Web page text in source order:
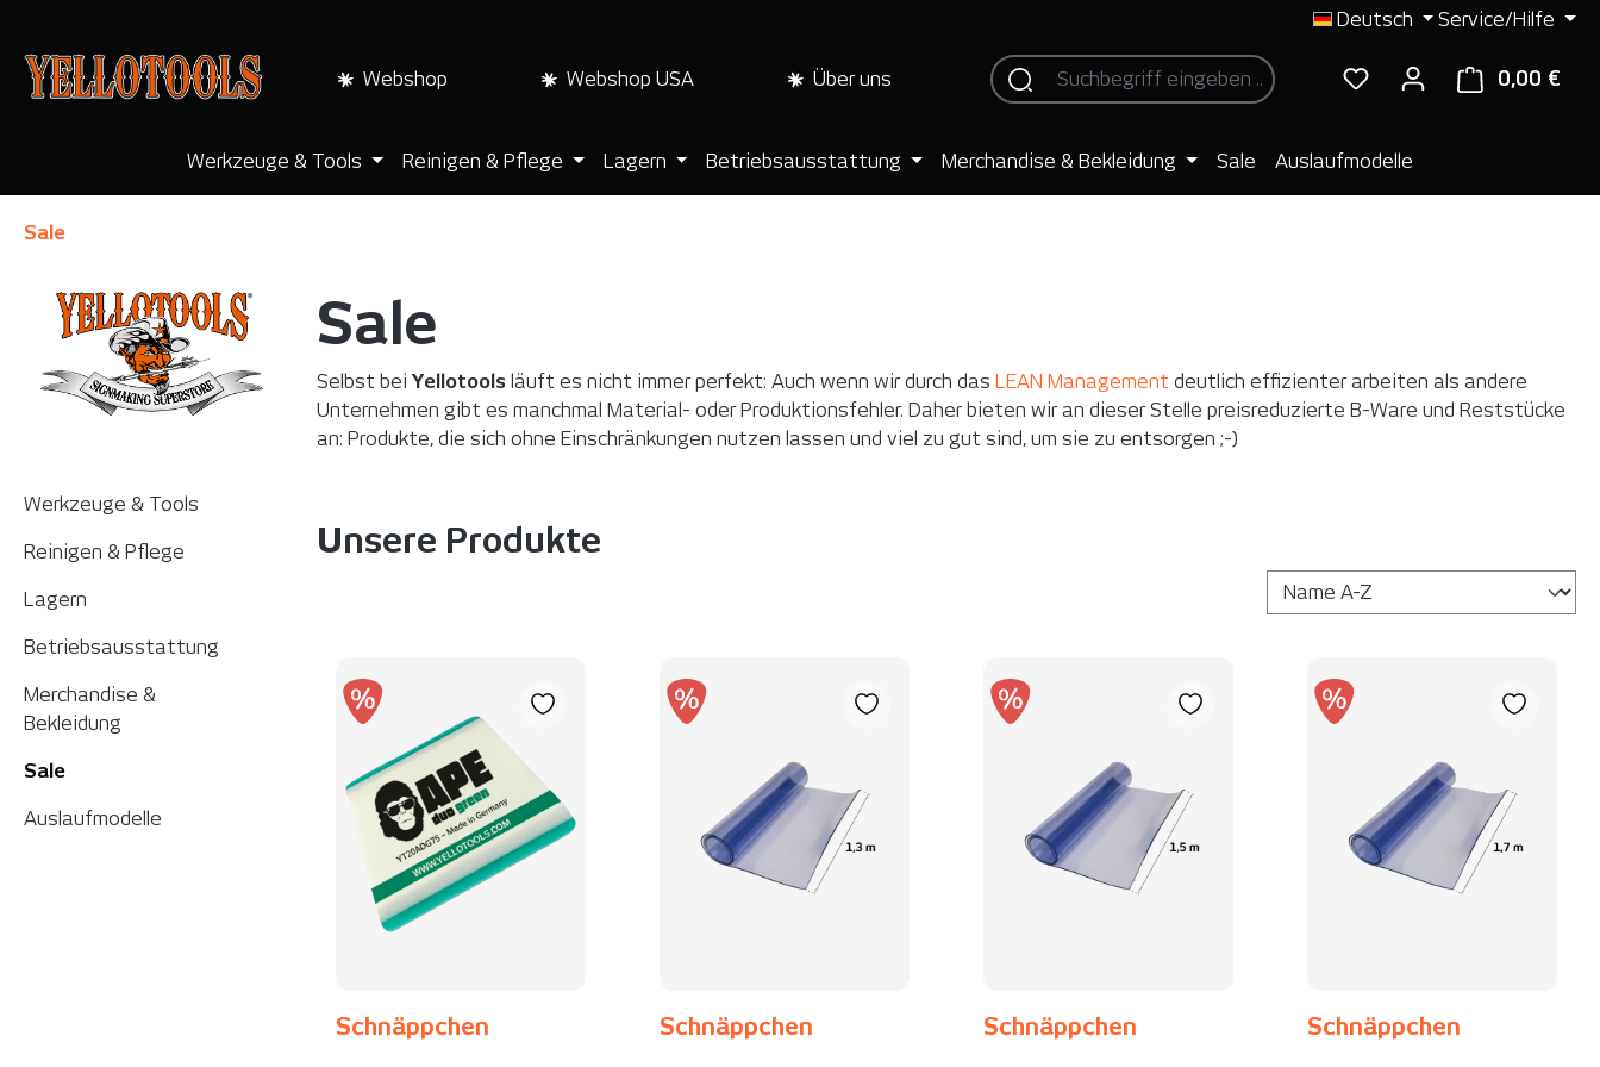
Deutsch Service/Hilfe
Webshop Webshop USA Über uns 0,00 €
Werkzeuge & Tools Reinigen & Pflege Lagern Betriebsausstattung Merchandise & Bekleidung Sale Auslaufmodelle
Sale
Werkzeuge & Tools
Reinigen & Pflege
Lagern
Betriebsausstattung
Merchandise &
Bekleidung
Sale
Auslaufmodelle
Sale
Selbst bei Yellotoolsläuft es nicht immer perfekt: Auch wenn wir durch das LEAN Management deutlich effizienter arbeiten als andere
Unternehmen gibt es manchmal Material- oder Produktionsfehler. Daher bieten wir an dieser Stelle preisreduzierte B-Ware und Reststücke
an: Produkte, die sich ohne Einschränkungen nutzen lassen und viel zu gut sind, um sie zu entsorgen ;-)
Unsere Produkte
Schnäppchen Schnäppchen Schnäppchen Schnäppchen